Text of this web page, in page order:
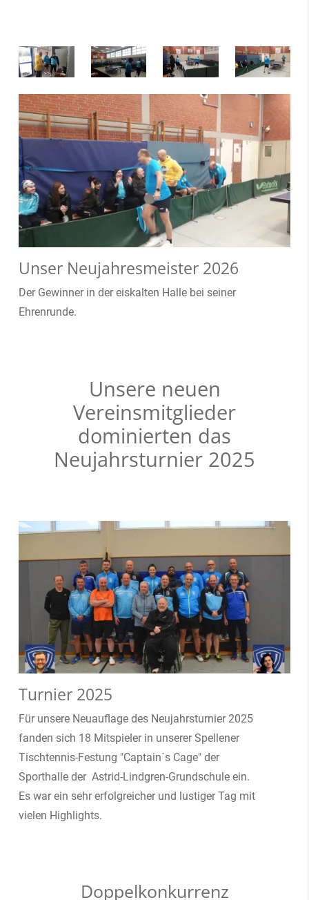
Unser Neujahresmeister 2026
Der Gewinner in der eiskalten Halle bei seiner
Ehrenrunde.
Unsere neuen
Vereinsmitglieder
dominierten das
Neujahrsturnier 2025
Turnier 2025
Für unsere Neuauflage des Neujahrsturnier 2025
fanden sich 18 Mitspieler in unserer Spellener
Tischtennis-Festung "Captain´s Cage" der
Sporthalle der Astrid-Lindgren-Grundschule ein.
Es war ein sehr erfolgreicher und lustiger Tag mit
vielen Highlights.
Doppelkonkurrenz